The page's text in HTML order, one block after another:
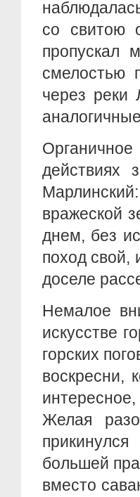
со свитою
пропускал
смелостью
через реки
действиях
вражеской
днем, без
поход свой,
доселе
Немалое
искусстве
горских
воскресни,
Желая
большей
вместо